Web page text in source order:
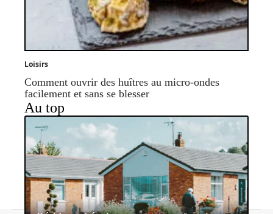
Loisirs
Comment ouvrir des huîtres au micro-ondes
facilement et sans se blesser
Au top